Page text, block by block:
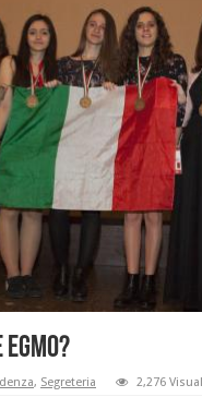
, Segreteria 2,276